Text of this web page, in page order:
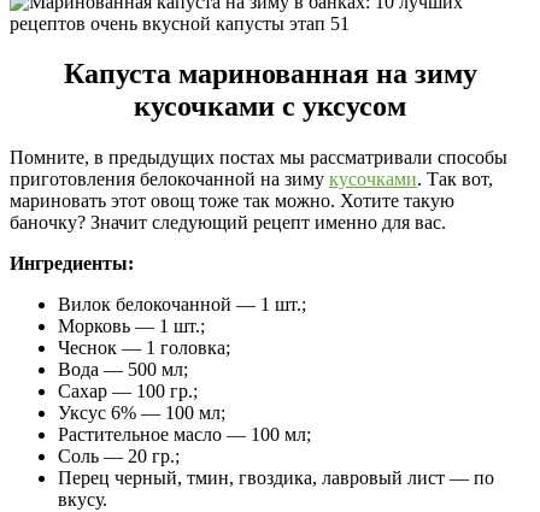
Капуста маринованная на зиму
кусочками с уксусом
Помните, в предыдущих постах мы рассматривали способы
приготовления белокочанной на зиму кусочками. Так вот,
мариновать этот овощ тоже так можно. Хотите такую
баночку? Значит следующий рецепт именно для вас.
Ингредиенты:
Вилок белокочанной — 1 шт.;
Морковь — 1 шт.;
Чеснок — 1 головка;
Вода — 500 мл;
Сахар — 100 гр.;
Уксус 6% — 100 мл;
Растительное масло — 100 мл;
Соль — 20 гр.;
Перец черный, тмин, гвоздика, лавровый лист — по
вкусу.